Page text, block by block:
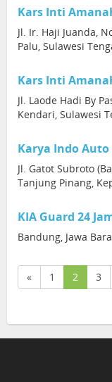
Kars Inti
Jl. Ir. Haji Juanda,
Palu, Sulawesi
Kars Inti
Jl. Laode Hadi By
Kendari, Sulawesi
Karya Indo Auto
Jl. Gatot Subroto
Tanjung Pinang,
KIA Guard 24
Bandung, Jawa
« 1 2 (current)
3